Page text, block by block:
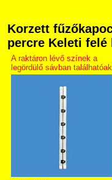
Korzett
percre Keleti
A raktáron lévő színek a
legördülő sávban